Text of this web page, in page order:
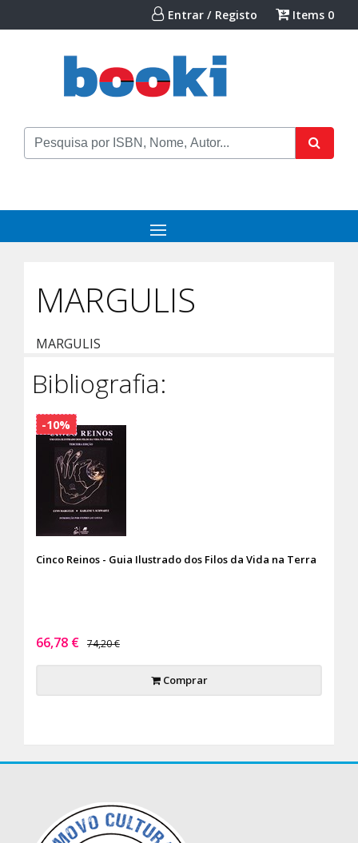
Entrar / Registo Items 0
MARGULIS
MARGULIS
Bibliografia:
Cinco Reinos - Guia Ilustrado dos Filos da Vida na Terra
66,78 € 74,20 €
Comprar
-10%